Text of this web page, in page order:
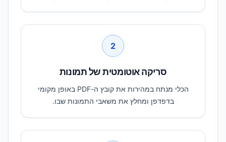
2
סריקה אוטומטית של תמונות
הכלי מנתח במהירות את קובץ ה-PDF באופן מקומי
בדפדפן ומחלץ את משאבי התמונות שבו.